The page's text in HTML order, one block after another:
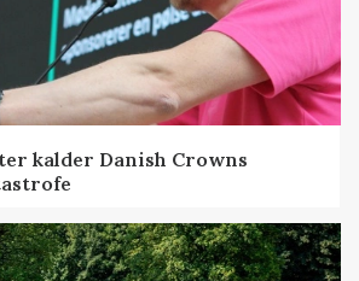
kalder Danish Crowns